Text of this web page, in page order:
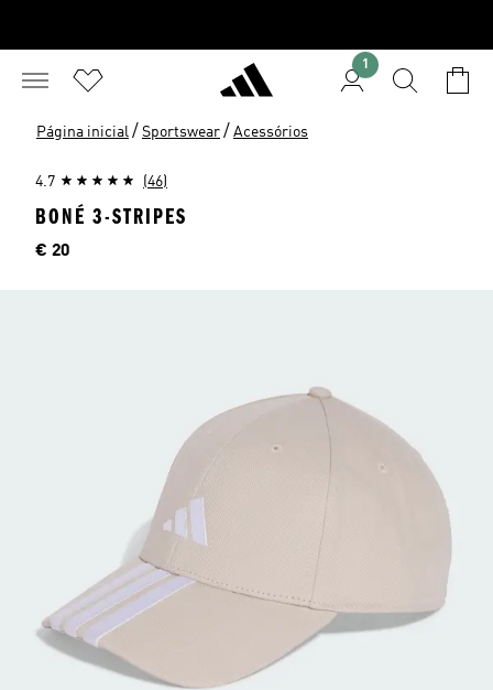
1
Página inicial / Sportswear / Acessórios
4.7 (46)
BONÉ 3-STRIPES
Preço
€ 20